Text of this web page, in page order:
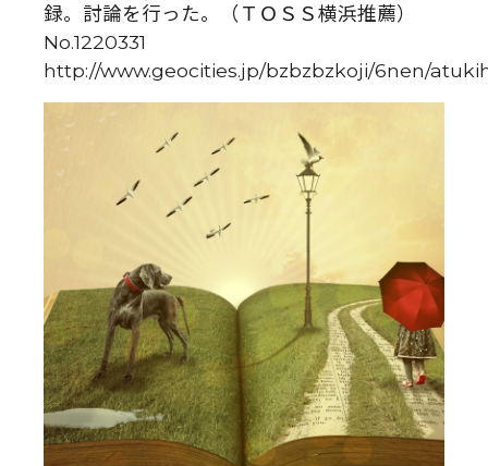
録。討論を行った。（ＴＯＳＳ横浜推薦）
No.1220331
http://www.geocities.jp/bzbzbzkoji/6nen/